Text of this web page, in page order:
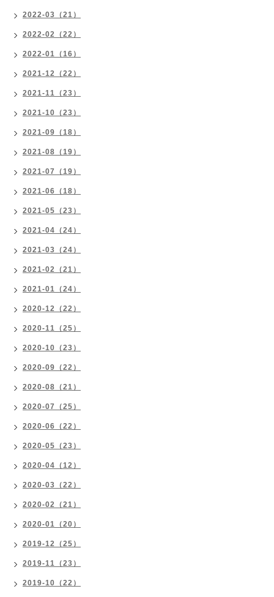
2022-03（21）
2022-02（22）
2022-01（16）
2021-12（22）
2021-11（23）
2021-10（23）
2021-09（18）
2021-08（19）
2021-07（19）
2021-06（18）
2021-05（23）
2021-04（24）
2021-03（24）
2021-02（21）
2021-01（24）
2020-12（22）
2020-11（25）
2020-10（23）
2020-09（22）
2020-08（21）
2020-07（25）
2020-06（22）
2020-05（23）
2020-04（12）
2020-03（22）
2020-02（21）
2020-01（20）
2019-12（25）
2019-11（23）
2019-10（22）